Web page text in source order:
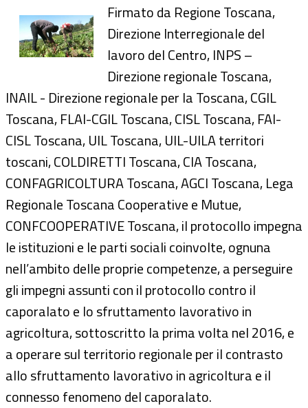
Firmato da Regione Toscana,
Direzione Interregionale del
lavoro del Centro, INPS –
Direzione regionale Toscana,
INAIL - Direzione regionale per la Toscana, CGIL
Toscana, FLAI-CGIL Toscana, CISL Toscana, FAI-
CISL Toscana, UIL Toscana, UIL-UILA territori
toscani, COLDIRETTI Toscana, CIA Toscana,
CONFAGRICOLTURA Toscana, AGCI Toscana, Lega
Regionale Toscana Cooperative e Mutue,
CONFCOOPERATIVE Toscana, il protocollo impegna
le istituzioni e le parti sociali coinvolte, ognuna
nell’ambito delle proprie competenze, a perseguire
gli impegni assunti con il protocollo contro il
caporalato e lo sfruttamento lavorativo in
agricoltura, sottoscritto la prima volta nel 2016, e
a operare sul territorio regionale per il contrasto
allo sfruttamento lavorativo in agricoltura e il
connesso fenomeno del caporalato.